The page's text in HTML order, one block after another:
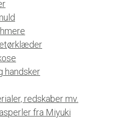
handsker
redskaber mv.
fra Miyuki